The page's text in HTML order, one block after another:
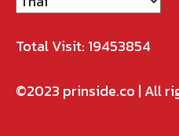
Total Visit: 19453854
©2023 prinside.co | All